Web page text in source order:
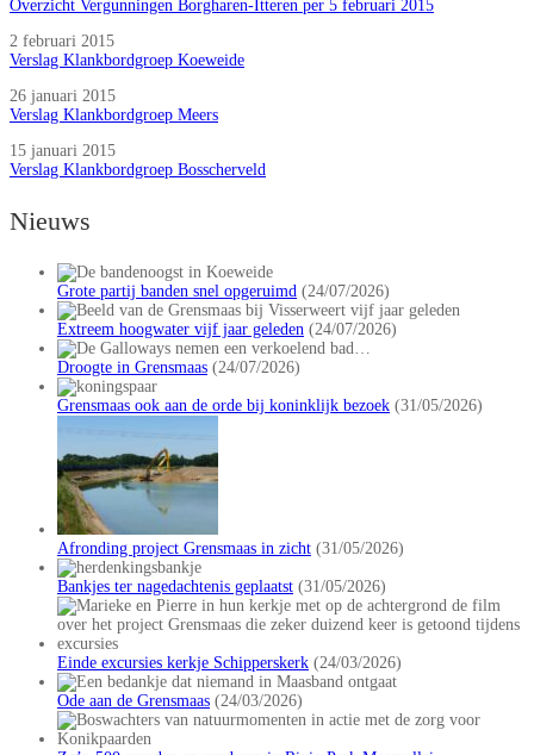
Overzicht Vergunningen Borgharen-Itteren per 5 februari 2015
2 februari 2015
Verslag Klankbordgroep Koeweide
26 januari 2015
Verslag Klankbordgroep Meers
15 januari 2015
Verslag Klankbordgroep Bosscherveld
Nieuws
Grote partij banden snel opgeruimd (24/07/2026)
Extreem hoogwater vijf jaar geleden (24/07/2026)
Droogte in Grensmaas (24/07/2026)
Grensmaas ook aan de orde bij koninklijk bezoek (31/05/2026)
Afronding project Grensmaas in zicht (31/05/2026)
Bankjes ter nagedachtenis geplaatst (31/05/2026)
Einde excursies kerkje Schipperskerk (24/03/2026)
Ode aan de Grensmaas (24/03/2026)